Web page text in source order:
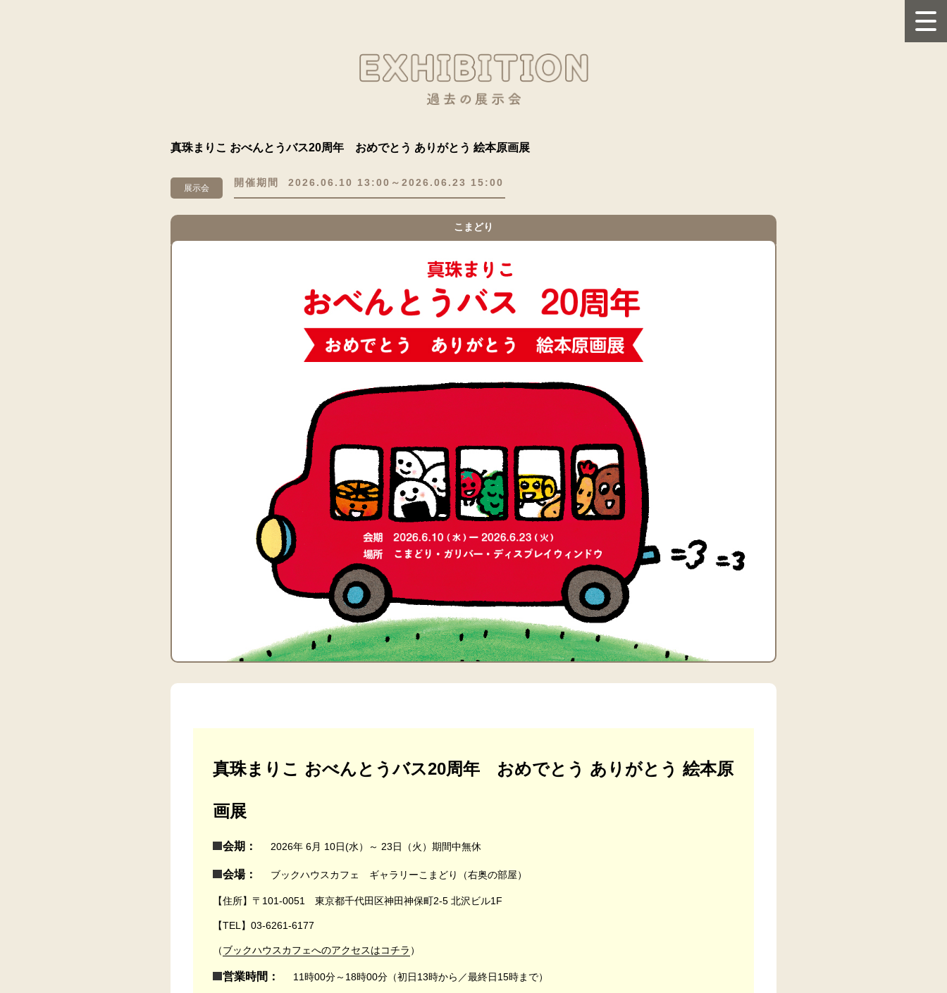
真珠まりこ おべんとうバス20周年 おめでとう ありがとう 絵本原画展
展示会 開催期間 2026.06.10 13:00～2026.06.23 15:00
こまどり
真珠まりこ おべんとうバス20周年 おめでとう ありがとう 絵本原
画展
会期： 2026年 6月 10日(水）～ 23日（火）期間中無休
会場： ブックハウスカフェ ギャラリーこまどり（右奥の部屋）
【住所】〒101-0051 東京都千代田区神田神保町2-5 北沢ビル1F
【TEL】03-6261-6177
（ブックハウスカフェへのアクセスはコチラ ）
営業時間： 11時00分～18時00分（初日13時から／最終日15時まで）